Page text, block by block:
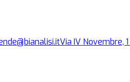
Via IV Novembre, 1